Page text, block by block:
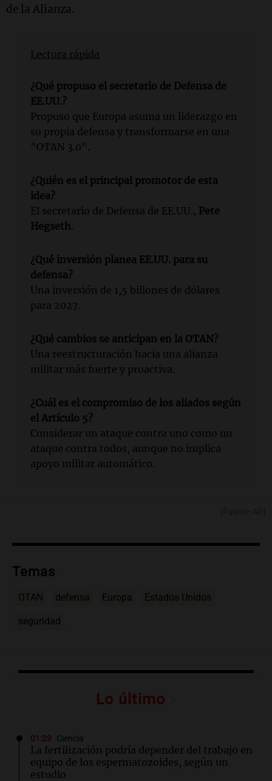
de la Alianza.
Lectura rápida
¿Qué propuso el secretario de Defensa de
EE.UU.?
Propuso que Europa asuma un liderazgo en
su propia defensa y transformarse en una
"OTAN 3.0".
¿Quién es el principal promotor de esta
idea?
El secretario de Defensa de EE.UU., Pete
Hegseth.
¿Qué inversión planea EE.UU. para su
defensa?
Una inversión de 1,5 billones de dólares
para 2027.
¿Qué cambios se anticipan en la OTAN?
Una reestructuración hacia una alianza
militar más fuerte y proactiva.
¿Cuál es el compromiso de los aliados según
el Artículo 5?
Considerar un ataque contra uno como un
ataque contra todos, aunque no implica
apoyo militar automático.
Temas
OTAN defensa Europa Estados Unidos
seguridad
Lo último
01:29 Ciencia
La fertilización podría depender del trabajo en
equipo de los espermatozoides, según un
estudio